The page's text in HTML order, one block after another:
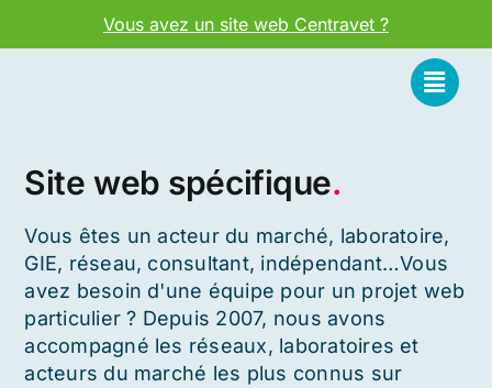
au
Vous avez un site web Centravet ?
Site web spécifique.
Vous êtes un acteur du marché, laboratoire,
GIE, réseau, consultant, indépendant…Vous
avez besoin d'une équipe pour un projet web
particulier ? Depuis 2007, nous avons
accompagné les réseaux, laboratoires et
acteurs du marché les plus connus sur